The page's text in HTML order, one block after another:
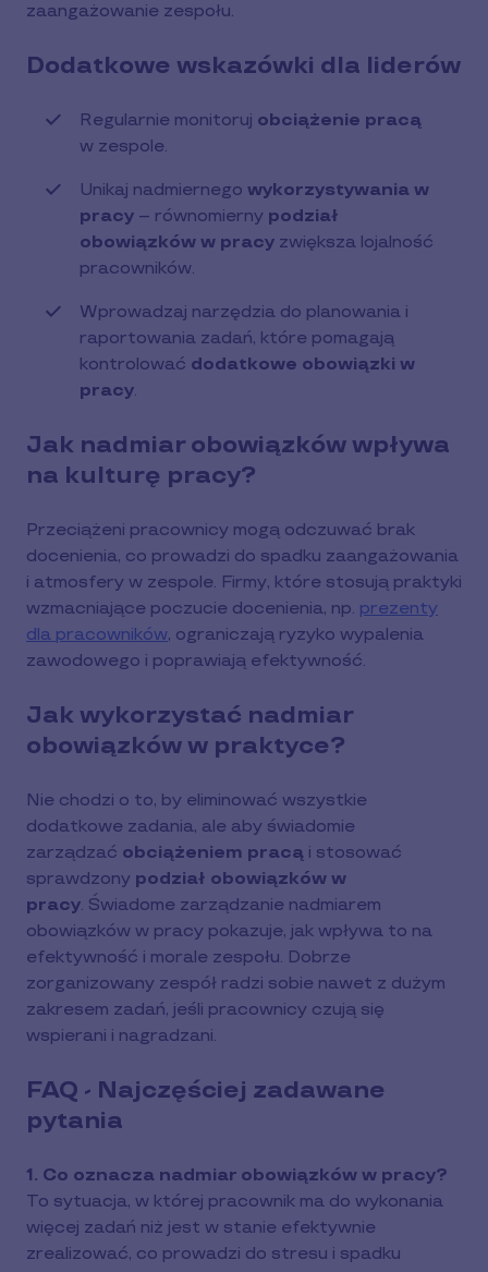
zaangażowanie zespołu.
Dodatkowe wskazówki dla liderów
Regularnie monitoruj obciążenie pracą
w zespole.
Unikaj nadmiernego wykorzystywania w
pracy – równomierny podział
obowiązków w pracy zwiększa lojalność
pracowników.
Wprowadzaj narzędzia do planowania i
raportowania zadań, które pomagają
kontrolować dodatkowe obowiązki w
pracy.
Jak nadmiar obowiązków wpływa
na kulturę pracy?
Przeciążeni pracownicy mogą odczuwać brak
docenienia, co prowadzi do spadku zaangażowania
i atmosfery w zespole. Firmy, które stosują praktyki
wzmacniające poczucie docenienia, np. prezenty
dla pracowników, ograniczają ryzyko wypalenia
zawodowego i poprawiają efektywność.
Jak wykorzystać nadmiar
obowiązków w praktyce?
Nie chodzi o to, by eliminować wszystkie
dodatkowe zadania, ale aby świadomie
zarządzać obciążeniem pracą i stosować
sprawdzony podział obowiązków w
pracy. Świadome zarządzanie nadmiarem
obowiązków w pracy pokazuje, jak wpływa to na
efektywność i morale zespołu. Dobrze
zorganizowany zespół radzi sobie nawet z dużym
zakresem zadań, jeśli pracownicy czują się
wspierani i nagradzani.
FAQ - Najczęściej zadawane
pytania
1. Co oznacza nadmiar obowiązków w pracy?
To sytuacja, w której pracownik ma do wykonania
więcej zadań niż jest w stanie efektywnie
zrealizować, co prowadzi do stresu i spadku